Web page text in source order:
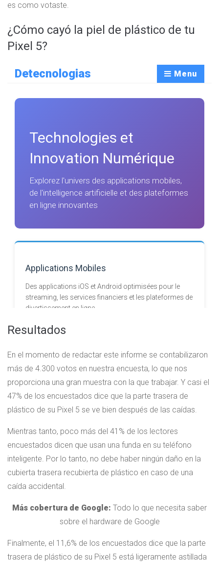
es como votaste.
¿Cómo cayó la piel de plástico de tu
Pixel 5?
Resultados
En el momento de redactar este informe se contabilizaron
más de 4.300 votos en nuestra encuesta, lo que nos
proporciona una gran muestra con la que trabajar. Y casi el
47% de los encuestados dice que la parte trasera de
plástico de su Pixel 5 se ve bien después de las caídas.
Mientras tanto, poco más del 41% de los lectores
encuestados dicen que usan una funda en su teléfono
inteligente. Por lo tanto, no debe haber ningún daño en la
cubierta trasera recubierta de plástico en caso de una
caída accidental.
Más cobertura de Google: Todo lo que necesita saber
sobre el hardware de Google
Finalmente, el 11,6% de los encuestados dice que la parte
trasera de plástico de su Pixel 5 está ligeramente astillada